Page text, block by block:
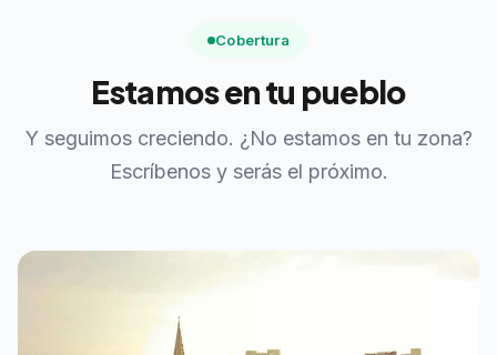
Cobertura
Estamos en tu pueblo
Y seguimos creciendo. ¿No estamos en tu zona?
Escríbenos y serás el próximo.